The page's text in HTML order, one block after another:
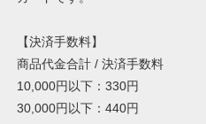
【決済手数料】
商品代金合計 / 決済手数料
10,000円以下：330円
30,000円以下：440円